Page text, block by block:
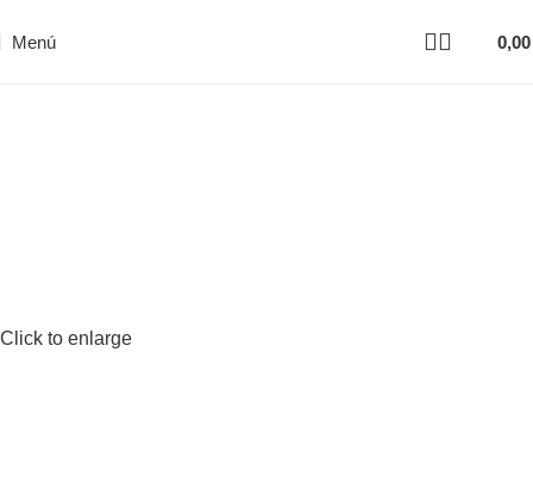
Menú
Click to enlarge